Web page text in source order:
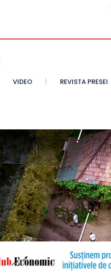
VIDEO REVISTA PRESEI